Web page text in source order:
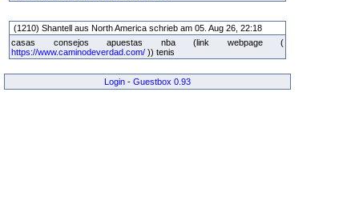
(1210) Shantell aus North America schrieb am 05. Aug 26, 22:18
casas consejos apuestas nba (link webpage (
https://www.caminodeverdad.com/ )) tenis
Login - Guestbox 0.93